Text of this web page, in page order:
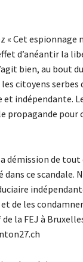
« Cet
d’anéantir la
bien, au bout
citoyens serbes
indépendante.
propagande
démission de
ce scandale.
de les
la FEJ à